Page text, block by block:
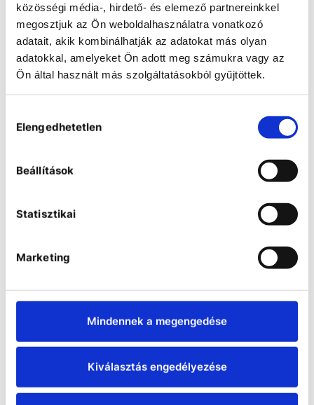
közösségi média-, hirdető- és elemező partnereinkkel
megosztjuk az Ön weboldalhasználatra vonatkozó
adatait, akik kombinálhatják az adatokat más olyan
adatokkal, amelyeket Ön adott meg számukra vagy az
Ön által használt más szolgáltatásokból gyűjtöttek.
kiválasztása
Elengedhetetlen
Beállítások
Statisztikai
Marketing
Mindennek a megengedése
Kiválasztás engedélyezése
These Class III safety cabs provide
protection in both laboratory and
industrial environments.